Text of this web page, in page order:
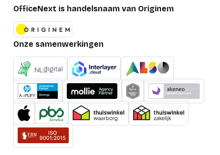
OfficeNext is handelsnaam van Originem
Onze samenwerkingen